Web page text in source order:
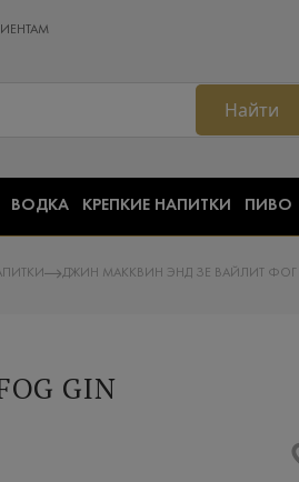
Найти
ВОДКА КРЕПКИЕ НАПИТКИ ПИВО
ДЖИН МАККВИН ЭНД ЗЕ ВАЙЛИТ ФОГ
GIN